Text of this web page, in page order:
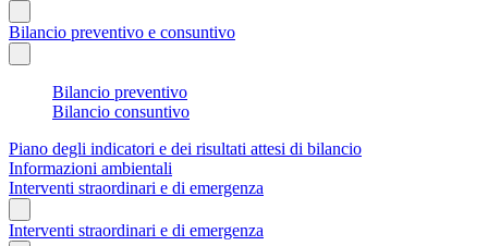
Bilancio preventivo e consuntivo
Bilancio preventivo
Bilancio consuntivo
Piano degli indicatori e dei risultati attesi di bilancio
Informazioni ambientali
Interventi straordinari e di emergenza
Interventi straordinari e di emergenza